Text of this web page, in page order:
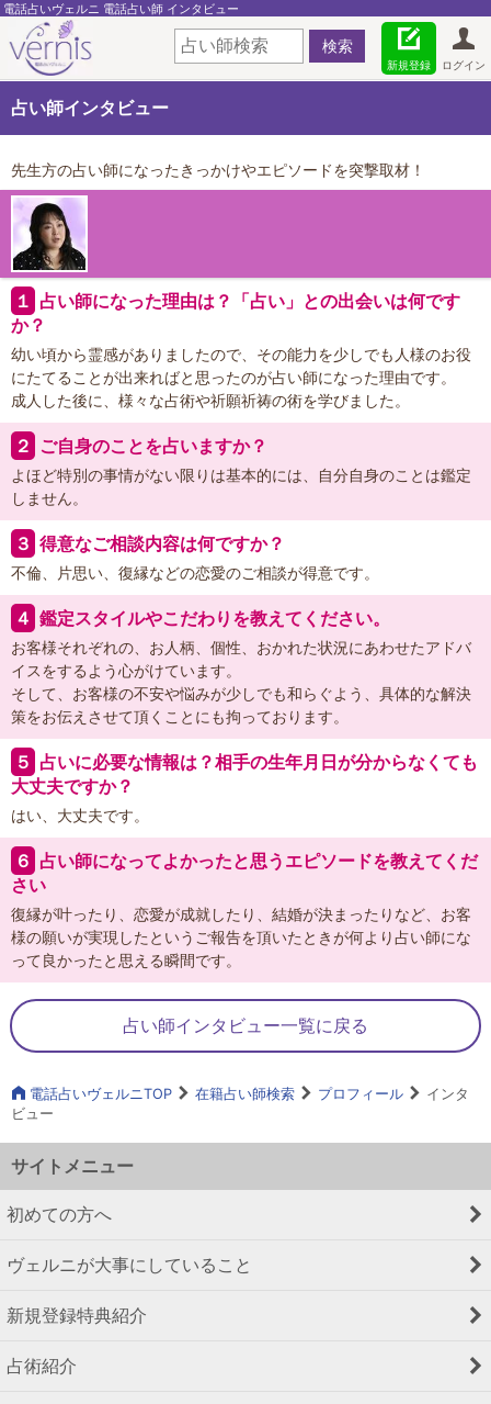
電話占いヴェルニ 電話占い師 インタビュー
ログイン
新規登録
占い師インタビュー
先生方の占い師になったきっかけやエピソードを突撃取材！
１ 占い師になった理由は？「占い」との出会いは何です
か？
幼い頃から霊感がありましたので、その能力を少しでも人様のお役
にたてることが出来ればと思ったのが占い師になった理由です。
成人した後に、様々な占術や祈願祈祷の術を学びました。
２ ご自身のことを占いますか？
よほど特別の事情がない限りは基本的には、自分自身のことは鑑定
しません。
３ 得意なご相談内容は何ですか？
不倫、片思い、復縁などの恋愛のご相談が得意です。
４ 鑑定スタイルやこだわりを教えてください。
お客様それぞれの、お人柄、個性、おかれた状況にあわせたアドバ
イスをするよう心がけています。
そして、お客様の不安や悩みが少しでも和らぐよう、具体的な解決
策をお伝えさせて頂くことにも拘っております。
５ 占いに必要な情報は？相手の生年月日が分からなくても
大丈夫ですか？
はい、大丈夫です。
６ 占い師になってよかったと思うエピソードを教えてくだ
さい
復縁が叶ったり、恋愛が成就したり、結婚が決まったりなど、お客
様の願いが実現したというご報告を頂いたときが何より占い師にな
って良かったと思える瞬間です。
占い師インタビュー一覧に戻る
電話占いヴェルニTOP 在籍占い師検索 プロフィール
インタ
ビュー
サイトメニュー
初めての方へ
ヴェルニが大事にしていること
新規登録特典紹介
占術紹介